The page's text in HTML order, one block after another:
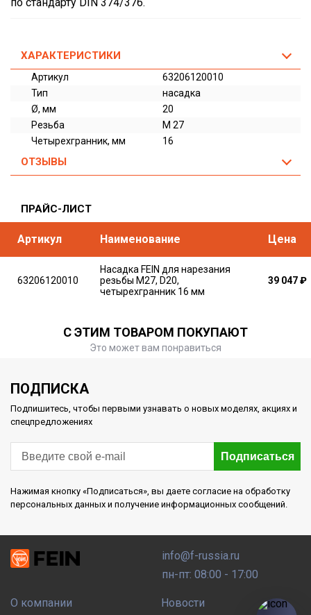
ХАРАКТЕРИСТИКИ
Артикул
63206120010
Тип
насадка
Ø, мм
20
Резьба
M 27
Четырехгранник, мм
16
ОТЗЫВЫ
ПРАЙС-ЛИСТ
Артикул Наименование Цена
63206120010
Насадка FEIN для нарезания
резьбы M27, D20,
четырехгранник 16 мм
39 047₽
С ЭТИМ ТОВАРОМ ПОКУПАЮТ
Это может вам понравиться
ПОДПИСКА
Подпишитесь, чтобы первыми узнавать о новых моделях, акциях и
спецпредложениях
Подписаться
Нажимая кнопку «Подписаться», вы даете согласие на обработку
персональных данных и получение информационных сообщений.
О компании Новости
info@f-russia.ru
пн-пт: 08:00 - 17:00